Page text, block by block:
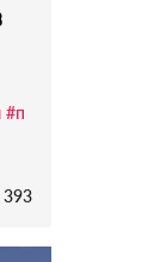
#п
393